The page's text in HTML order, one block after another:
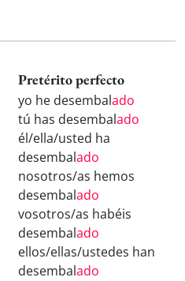
Pretérito perfecto
yo he desembalado
tú has desembalado
él/ella/usted ha
desembalado
nosotros/as hemos
desembalado
vosotros/as habéis
desembalado
ellos/ellas/ustedes han
desembalado